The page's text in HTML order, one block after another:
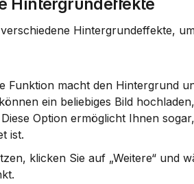
Hintergrundeffekte
Hintergrundeffekte,
Funktion macht den Hintergrund
ein beliebiges Bild
Diese Option ermöglicht Ihnen
ist.
klicken Sie auf „Weitere“ und